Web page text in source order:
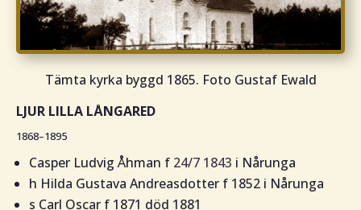
Tämta kyrka byggd 1865. Foto Gustaf Ewald
LJUR LILLA LÅNGARED
1868–1895
Casper Ludvig Åhman f 24/7 1843 i Nårunga
h Hilda Gustava Andreasdotter f 1852 i Nårunga
s Carl Oscar f 1871 död 1881